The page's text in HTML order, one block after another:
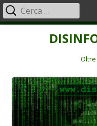
Menu
principale
per: